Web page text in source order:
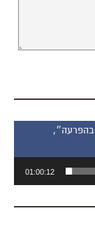
בהפרעה״,
01:00:12